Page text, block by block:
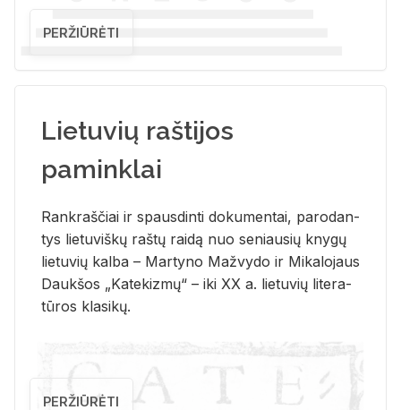
PERŽIŪRĖTI
Lietuvių raštijos
paminklai
Rank­raš­čiai ir spaus­din­ti do­ku­men­tai, pa­ro­dan­
tys lie­tu­viš­kų raš­tų rai­dą nuo se­niau­sių kny­gų
lie­tu­vių kal­ba – Mar­ty­no Ma­žvy­do ir Mi­ka­lo­jaus
Dauk­šos „Ka­te­kiz­mų“ – iki XX a. lie­tu­vių li­te­ra­
tū­ros kla­si­kų.
PERŽIŪRĖTI